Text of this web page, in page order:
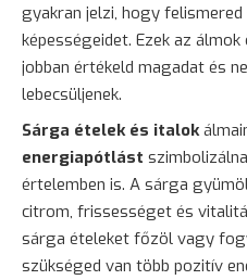
gyakran jelzi, hogy
képességeidet. Ezek az
jobban értékeld magadat és
lebecsüljenek.
Sárga ételek és italok
energiapótlást
értelemben is. A sárga
citrom, frissességet és
sárga ételeket főzöl vagy
szükséged van több pozitív